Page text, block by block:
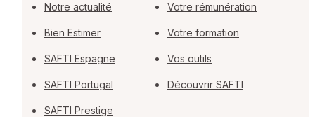
Notre actualité
Bien Estimer
SAFTI Espagne
SAFTI Portugal
SAFTI Prestige
Votre rémunération
Votre formation
Vos outils
Découvrir SAFTI